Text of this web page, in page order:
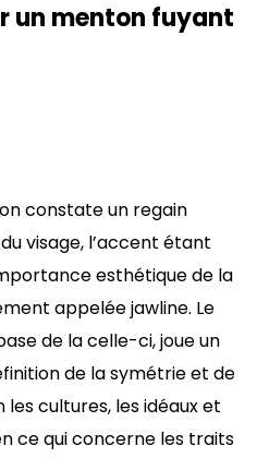
un menton fuyant
constate un regain
visage, l’accent étant
esthétique de la
appelée jawline. Le
de la celle-ci, joue un
de la symétrie et de
les cultures, les idéaux et
ce qui concerne les traits